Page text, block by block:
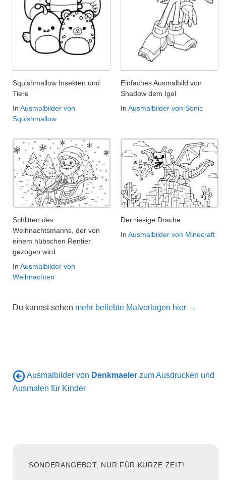
Squishmallow Insekten und
Tiere
In Ausmalbilder von
Squishmallow
Einfaches Ausmalbild von
Shadow dem Igel
In Ausmalbilder von Sonic
Schlitten des
Weihnachtsmanns, der von
einem hübschen Rentier
gezogen wird
In Ausmalbilder von
Weihnachten
Der riesige Drache
In Ausmalbilder von Minecraft
Du kannst sehen mehr beliebte Malvorlagen hier →
Ausmalbilder von Denkmaeler zum Ausdrucken und
Ausmalen für Kinder
SONDERANGEBOT, NUR FÜR KURZE ZEIT!